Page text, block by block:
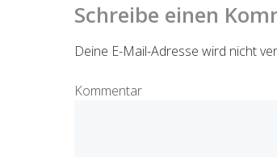
Schreibe einen
Deine E-Mail-Adresse wird nicht
Kommentar